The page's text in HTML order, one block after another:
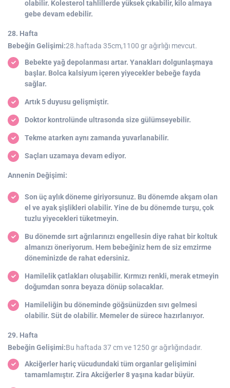
olabilir. Kolesterol tahlillerde yüksek çıkabilir, kilo almaya
gebe devam edebilir.
28. Hafta
Bebeğin Gelişimi:28.haftada 35cm,1100 gr ağırlığı mevcut.
Bebekte yağ depolanması artar. Yanakları dolgunlaşmaya
başlar. Bolca kalsiyum içeren yiyecekler bebeğe fayda
sağlar.
Artık 5 duyusu gelişmiştir.
Doktor kontrolünde ultrasonda size gülümseyebilir.
Tekme atarken aynı zamanda yuvarlanabilir.
Saçları uzamaya devam ediyor.
Annenin Değişimi:
Son üç aylık döneme giriyorsunuz. Bu dönemde akşam olan
el ve ayak şişlikleri olabilir. Yine de bu dönemde turşu, çok
tuzlu yiyecekleri tüketmeyin.
Bu dönemde sırt ağrılarınızı engellesin diye rahat bir koltuk
almanızı öneriyorum. Hem bebeğiniz hem de siz emzirme
döneminizde de rahat edersiniz.
Hamilelik çatlakları oluşabilir. Kırmızı renkli, merak etmeyin
doğumdan sonra beyaza dönüp solacaklar.
Hamileliğin bu döneminde göğsünüzden sıvı gelmesi
olabilir. Süt de olabilir. Memeler de sürece hazırlanıyor.
29. Hafta
Bebeğin Gelişimi:Bu haftada 37 cm ve 1250 gr ağırlığındadır.
Akciğerler hariç vücudundaki tüm organlar gelişimini
tamamlamıştır. Zira Akciğerler 8 yaşına kadar büyür.